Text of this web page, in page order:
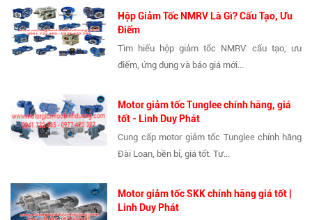
Hộp Giảm Tốc NMRV Là Gì? Cấu Tạo, Ưu
Điểm
Tìm hiểu hộp giảm tốc NMRV: cấu tạo, ưu
điểm, ứng dụng và báo giá mới...
Motor giảm tốc Tunglee chính hãng, giá
tốt - Linh Duy Phát
Cung cấp motor giảm tốc Tunglee chính hãng
Đài Loan, bền bỉ, giá tốt. Tư...
Motor giảm tốc SKK chính hãng giá tốt |
Linh Duy Phát